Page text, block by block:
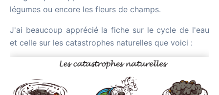
légumes ou encore les fleurs de champs.
J'ai beaucoup apprécié la fiche sur le cycle de l'eau
et celle sur les catastrophes naturelles que voici :